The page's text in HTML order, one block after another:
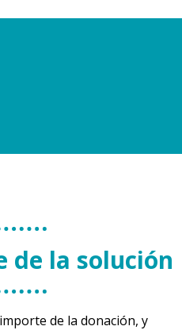
de la solución
de la donación, y